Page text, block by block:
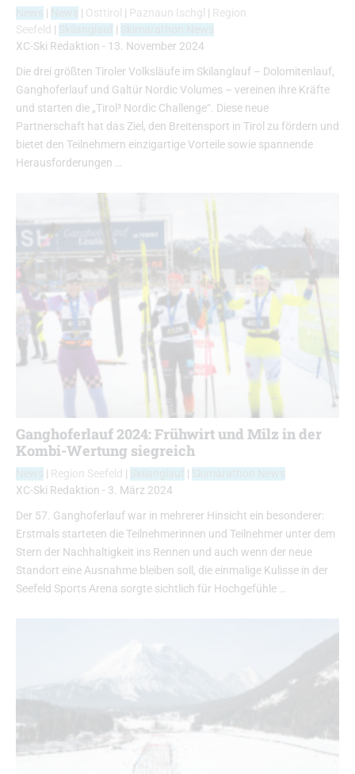
| | Osttirol | Paznaun Ischgl | Region
Seefeld | |
XC-Ski Redaktion - 13. November 2024
Die drei größten Tiroler Volksläufe im Skilanglauf – Dolomitenlauf,
Ganghoferlauf und Galtür Nordic Volumes – vereinen ihre Kräfte
und starten die „Tirol³ Nordic Challenge“. Diese neue
Partnerschaft hat das Ziel, den Breitensport in Tirol zu fördern und
bietet den Teilnehmern einzigartige Vorteile sowie spannende
Herausforderungen …
Ganghoferlauf 2024: Frühwirt und Milz in der
Kombi-Wertung siegreich
Region Seefeld
XC-Ski Redaktion - 3. März 2024
Der 57. Ganghoferlauf war in mehrerer Hinsicht ein besonderer:
Erstmals starteten die Teilnehmerinnen und Teilnehmer unter dem
Stern der Nachhaltigkeit ins Rennen und auch wenn der neue
Standort eine Ausnahme bleiben soll, die einmalige Kulisse in der
Seefeld Sports Arena sorgte sichtlich für Hochgefühle …